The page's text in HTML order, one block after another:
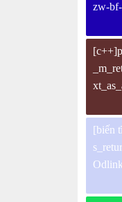
zw-
[biến